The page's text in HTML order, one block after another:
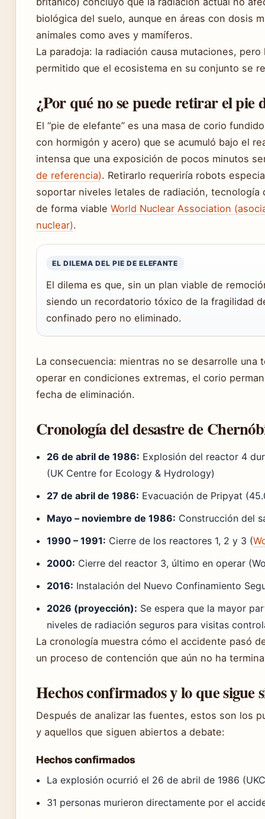
biológica del suelo, aunque en áreas con dosis
animales como aves y mamíferos.
La paradoja: la radiación causa mutaciones, pero
permitido que el ecosistema en su conjunto se
¿Por qué no se puede retirar el pie
El “pie de elefante” es una masa de corio
con hormigón y acero) que se acumuló bajo el
intensa que una exposición de pocos minutos
de referencia). Retirarlo requeriría robots
soportar niveles letales de radiación, tecnología
de forma viable World Nuclear Association
nuclear).
EL DILEMA DEL PIE DE ELEFANTE
El dilema es que, sin un plan viable de
siendo un recordatorio tóxico de la fragilidad
confinado pero no eliminado.
La consecuencia: mientras no se desarrolle una
operar en condiciones extremas, el corio
fecha de eliminación.
Cronología del desastre de
26 de abril de 1986: Explosión del reactor 4
(UK Centre for Ecology & Hydrology)
27 de abril de 1986: Evacuación de Pripyat
Mayo – noviembre de 1986: Construcción del
1990 – 1991: Cierre de los reactores 1, 2 y 3 (
2000: Cierre del reactor 3, último en operar
2016: Instalación del Nuevo Confinamiento
2026 (proyección): Se espera que la mayor
niveles de radiación seguros para visitas
La cronología muestra cómo el accidente pasó
un proceso de contención que aún no ha
Hechos confirmados y lo que sigue
Después de analizar las fuentes, estos son los
y aquellos que siguen abiertos a debate:
Hechos confirmados
La explosión ocurrió el 26 de abril de 1986
31 personas murieron directamente por el